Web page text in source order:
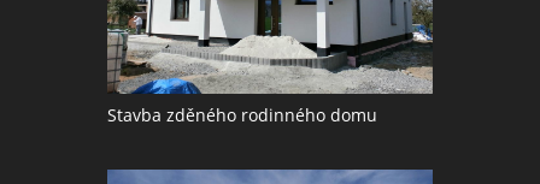
Stavba zděného rodinného domu